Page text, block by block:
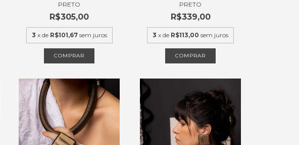
PRETO
R$305,00
3 x de R$101,67 sem juros
COMPRAR
PRETO
R$339,00
3 x de R$113,00 sem juros
COMPRAR